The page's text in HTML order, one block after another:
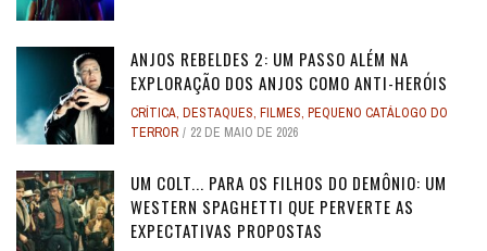
ANJOS REBELDES 2: UM PASSO ALÉM NA
EXPLORAÇÃO DOS ANJOS COMO ANTI-HERÓIS
CRÍTICA, DESTAQUES, FILMES, PEQUENO CATÁLOGO DO
TERROR
22 DE MAIO DE 2026
UM COLT... PARA OS FILHOS DO DEMÔNIO: UM
WESTERN SPAGHETTI QUE PERVERTE AS
EXPECTATIVAS PROPOSTAS